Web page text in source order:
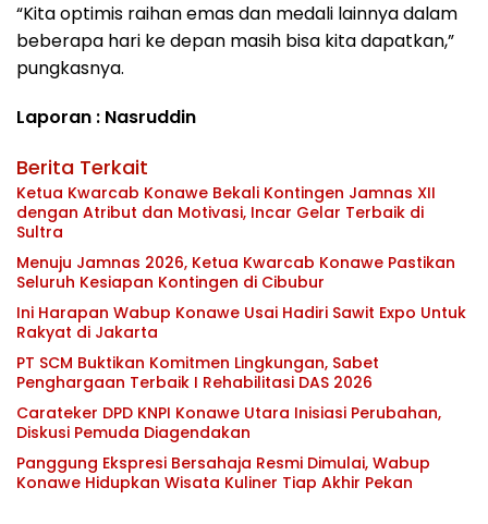
“Kita optimis raihan emas dan medali lainnya dalam
beberapa hari ke depan masih bisa kita dapatkan,”
pungkasnya.
Laporan : Nasruddin
Berita Terkait
Ketua Kwarcab Konawe Bekali Kontingen Jamnas XII
dengan Atribut dan Motivasi, Incar Gelar Terbaik di
Sultra
Menuju Jamnas 2026, Ketua Kwarcab Konawe Pastikan
Seluruh Kesiapan Kontingen di Cibubur
Ini Harapan Wabup Konawe Usai Hadiri Sawit Expo Untuk
Rakyat di Jakarta
PT SCM Buktikan Komitmen Lingkungan, Sabet
Penghargaan Terbaik I Rehabilitasi DAS 2026
Carateker DPD KNPI Konawe Utara Inisiasi Perubahan,
Diskusi Pemuda Diagendakan
Panggung Ekspresi Bersahaja Resmi Dimulai, Wabup
Konawe Hidupkan Wisata Kuliner Tiap Akhir Pekan